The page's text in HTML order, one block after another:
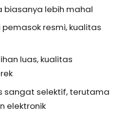
biasanya lebih mahal
pemasok resmi, kualitas
luas, kualitas
sangat selektif, terutama
elektronik